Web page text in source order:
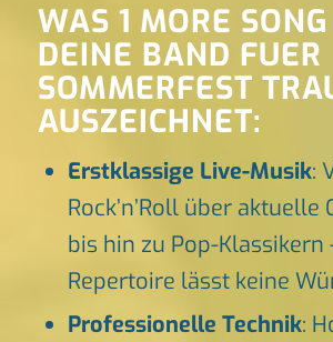
WAS 1 MORE
DEINE BAND FUER
SOMMERFEST
AUSZEICHNET:
Erstklassige Live-Musik:
Rock’n’Roll über aktuelle
bis hin zu Pop-Klassikern
Repertoire lässt keine
Professionelle Technik: